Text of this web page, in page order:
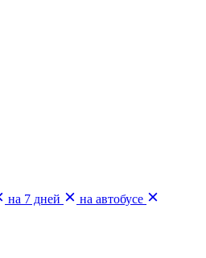
на 7 дней
на автобусе